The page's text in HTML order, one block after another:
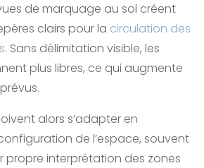
de marquage au sol créent
clairs pour la circulation des
. Sans délimitation visible, les
plus libres, ce qui augmente
alors s’adapter en
de l’espace, souvent
propre interprétation des zones